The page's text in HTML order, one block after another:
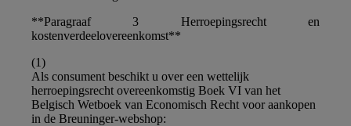
**Paragraaf 3 Herroepingsrecht en
kostenverdeelovereenkomst**
(1)
Als consument beschikt u over een wettelijk
herroepingsrecht overeenkomstig Boek VI van het
Belgisch Wetboek van Economisch Recht voor aankopen
in de Breuninger-webshop: